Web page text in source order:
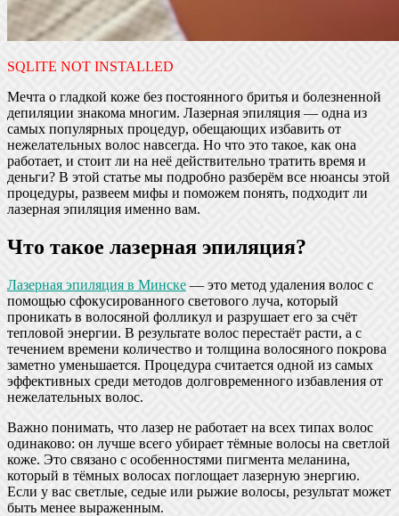
SQLITE NOT INSTALLED
Мечта о гладкой коже без постоянного бритья и болезненной
депиляции знакома многим. Лазерная эпиляция — одна из
самых популярных процедур, обещающих избавить от
нежелательных волос навсегда. Но что это такое, как она
работает, и стоит ли на неё действительно тратить время и
деньги? В этой статье мы подробно разберём все нюансы этой
процедуры, развеем мифы и поможем понять, подходит ли
лазерная эпиляция именно вам.
Что такое лазерная эпиляция?
Лазерная эпиляция в Минске— это метод удаления волос с
помощью сфокусированного светового луча, который
проникать в волосяной фолликул и разрушает его за счёт
тепловой энергии. В результате волос перестаёт расти, а с
течением времени количество и толщина волосяного покрова
заметно уменьшается. Процедура считается одной из самых
эффективных среди методов долговременного избавления от
нежелательных волос.
Важно понимать, что лазер не работает на всех типах волос
одинаково: он лучше всего убирает тёмные волосы на светлой
коже. Это связано с особенностями пигмента меланина,
который в тёмных волосах поглощает лазерную энергию.
Если у вас светлые, седые или рыжие волосы, результат может
быть менее выраженным.